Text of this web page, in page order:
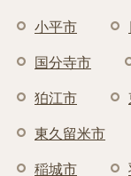
小平市
国分寺市
狛江市
東久留米市
稲城市